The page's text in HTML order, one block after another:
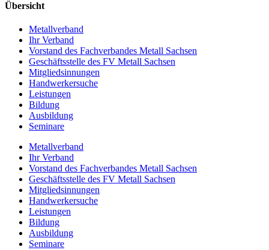
Übersicht
Metallverband
Ihr Verband
Vorstand des Fachverbandes Metall Sachsen
Geschäftsstelle des FV Metall Sachsen
Mitgliedsinnungen
Handwerkersuche
Leistungen
Bildung
Ausbildung
Seminare
Metallverband
Ihr Verband
Vorstand des Fachverbandes Metall Sachsen
Geschäftsstelle des FV Metall Sachsen
Mitgliedsinnungen
Handwerkersuche
Leistungen
Bildung
Ausbildung
Seminare